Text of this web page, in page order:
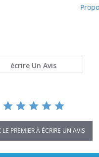
écrire Un Avis
LE PREMIER À ÉCRIRE UN AVIS